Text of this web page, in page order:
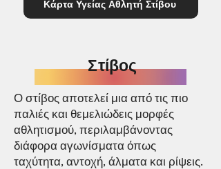
Κάρτα Υγείας Αθλητή Στίβου
Στίβος
Ο στίβος αποτελεί μια από τις πιο
παλιές και θεμελιώδεις μορφές
αθλητισμού, περιλαμβάνοντας
διάφορα αγωνίσματα όπως
ταχύτητα, αντοχή, άλματα και ρίψεις.